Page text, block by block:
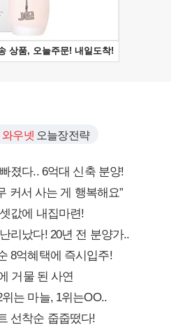
와우넷 오늘장전략
졌다.. 6억대 신축 분양!
커서 사는 게 행복해요”
값에 내집마련!
리났다! 20년 전 분양가..
8억혜택에 즉시입주!
거물 된 사연
는 마늘, 1위는OO..
선착순 줍줍떴다!